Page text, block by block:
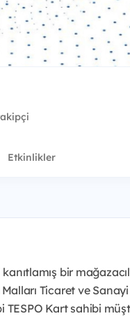
Etkinlikler
bir
Ticaret ve
Kart sahibi